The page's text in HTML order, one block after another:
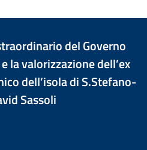
della pagina
del Governo
la valorizzazione dell’ex
dell’isola di S.Stefano-
Sassoli